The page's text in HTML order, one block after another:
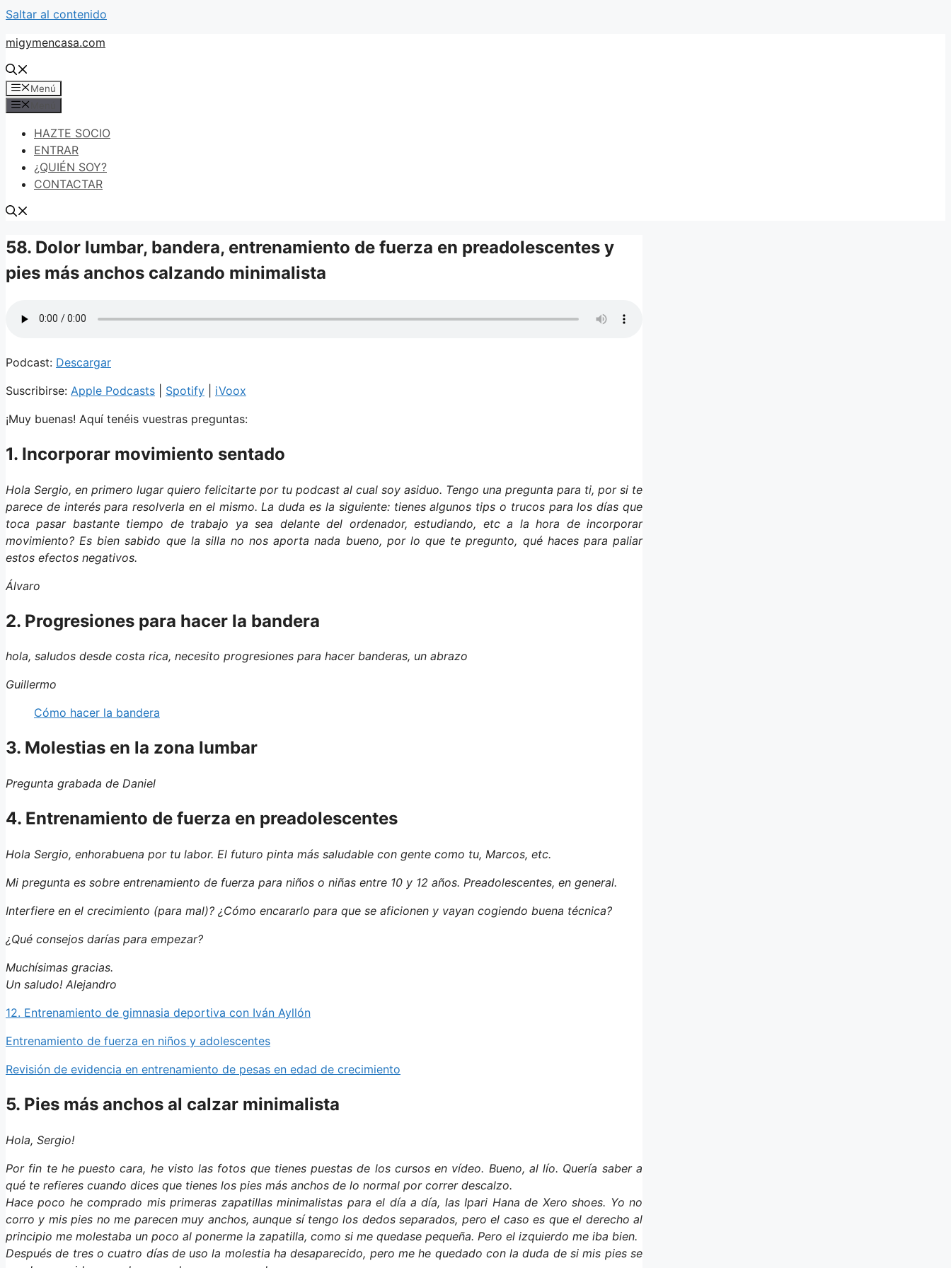
Saltar al contenido
migymencasa.com
Menú
HAZTE SOCIO
ENTRAR
¿QUIÉN SOY?
CONTACTAR
58. Dolor lumbar, bandera, entrenamiento de fuerza en preadolescentes y
pies más anchos calzando minimalista
Podcast: Descargar
Suscribirse: Apple Podcasts Spotify
iVoox
¡Muy buenas! Aquí tenéis vuestras preguntas:
1. Incorporar movimiento sentado
Hola Sergio, en primero lugar quiero felicitarte por tu podcast al cual soy asiduo. Tengo una pregunta para ti, por si te
parece de interés para resolverla en el mismo. La duda es la siguiente: tienes algunos tips o trucos para los días que
toca pasar bastante tiempo de trabajo ya sea delante del ordenador, estudiando, etc a la hora de incorporar
movimiento? Es bien sabido que la silla no nos aporta nada bueno, por lo que te pregunto, qué haces para paliar
estos efectos negativos.
Álvaro
2. Progresiones para hacer la bandera
hola, saludos desde costa rica, necesito progresiones para hacer banderas, un abrazo
Guillermo
Cómo hacer la bandera
3. Molestias en la zona lumbar
Pregunta grabada de Daniel
4. Entrenamiento de fuerza en preadolescentes
Hola Sergio, enhorabuena por tu labor. El futuro pinta más saludable con gente como tu, Marcos, etc.
Mi pregunta es sobre entrenamiento de fuerza para niños o niñas entre 10 y 12 años. Preadolescentes, en general.
Interfiere en el crecimiento (para mal)? ¿Cómo encararlo para que se aficionen y vayan cogiendo buena técnica?
¿Qué consejos darías para empezar?
Muchísimas gracias.
Un saludo! Alejandro
12. Entrenamiento de gimnasia deportiva con Iván Ayllón
Entrenamiento de fuerza en niños y adolescentes
Revisión de evidencia en entrenamiento de pesas en edad de crecimiento
5. Pies más anchos al calzar minimalista
Hola, Sergio!
Por fin te he puesto cara, he visto las fotos que tienes puestas de los cursos en vídeo. Bueno, al lío. Quería saber a
qué te refieres cuando dices que tienes los pies más anchos de lo normal por correr descalzo.
Hace poco he comprado mis primeras zapatillas minimalistas para el día a día, las Ipari Hana de Xero shoes. Yo no
corro y mis pies no me parecen muy anchos, aunque sí tengo los dedos separados, pero el caso es que el derecho al
principio me molestaba un poco al ponerme la zapatilla, como si me quedase pequeña. Pero el izquierdo me iba bien.
Después de tres o cuatro días de uso la molestia ha desaparecido, pero me he quedado con la duda de si mis pies se